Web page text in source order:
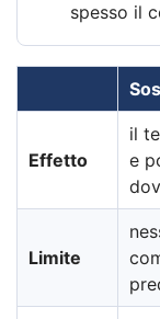
spesso il
Effetto
il
e
Limite